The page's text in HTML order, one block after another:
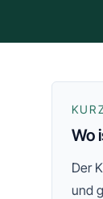
Wo
Der
und